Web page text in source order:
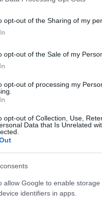
opt-out of the Sharing of my
opt-out of the Sale of my
opt-out of processing my
opt-out of Collection, Use,
Data that Is Unrelated
allow Google to enable
identifiers in apps.